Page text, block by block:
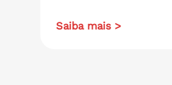
Saiba mais >